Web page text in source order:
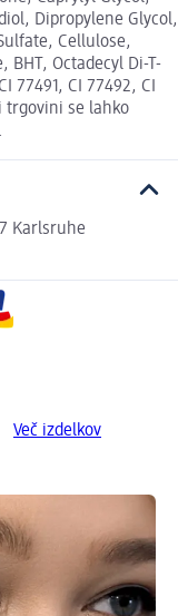
Dipropylene Glycol,
Cellulose,
BHT, Octadecyl Di-T-
77491, CI 77492, CI
trgovini se lahko
Karlsruhe
Več izdelkov